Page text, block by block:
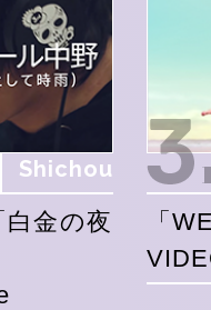
Shichou
白金の夜
「